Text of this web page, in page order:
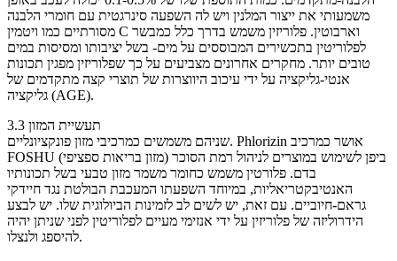
משמעותי את ייצור המלנין ויש לה השפעה סינרגטית עם חומרי הלבנה
מסורתיים כמו ויטמין C וארבוטין. פלוריזין משמש בדרך כלל כמבשר
לפלוריטין בתכשירים המבוססים על מים- בשל יציבותו ומסיסות במים
טובים יותר. מחקרים אחרונים מצביעים על כך שפלוריזין מפגין תכונות
אנטי-גליקציה על ידי עיכוב היווצרות של תוצרי קצה מתקדמים של
גליקציה (AGE).
3.3 תעשיית המזון
שניהם משמשים כמרכיבי מזון פונקציונליים. Phlorizin אושר כמרכיב
FOSHU (מזון בריאות ספציפי) ביפן לשימוש במוצרים לניהול רמת הסוכר
בדם. פלורטין משמש כחומר משמר מזון טבעי בשל תכונותיו
האנטיבקטריאליות, במיוחד השפעתו המעכבת הבולטת נגד חיידקי
גראם-חיוביים. עם זאת, יש לשים לב לזמינות הביולוגית שלו. יש לבצע
הידרוליזה של פלוריזין על ידי אנזימי מעיים לפלוריטין לפני שניתן יהיה
להיספג ולנצלו.